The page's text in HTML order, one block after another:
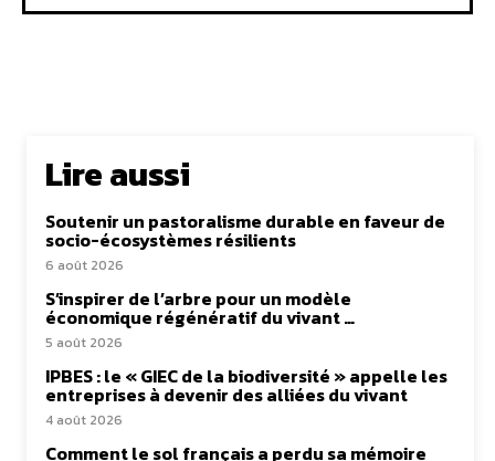
Lire aussi
Soutenir un pastoralisme durable en faveur de
socio-écosystèmes résilients
6 août 2026
S’inspirer de l’arbre pour un modèle
économique régénératif du vivant …
5 août 2026
IPBES : le « GIEC de la biodiversité » appelle les
entreprises à devenir des alliées du vivant
4 août 2026
Comment le sol français a perdu sa mémoire